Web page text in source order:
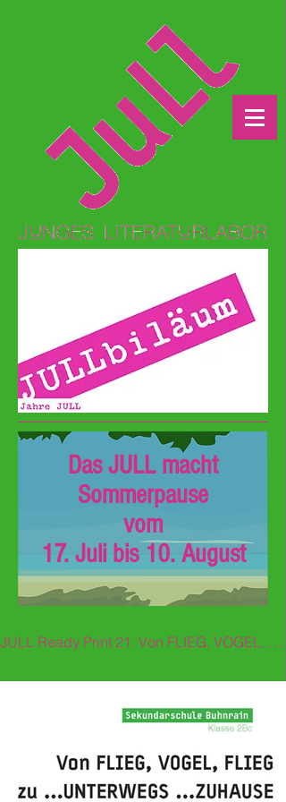
Das JULL macht
Sommerpause
vom
17. Juli bis 10. August
JULL Ready Print 21: Von FLIEG, VOGEL, FLIEG zu ...UNTERWEGS ...ZUHAUSE